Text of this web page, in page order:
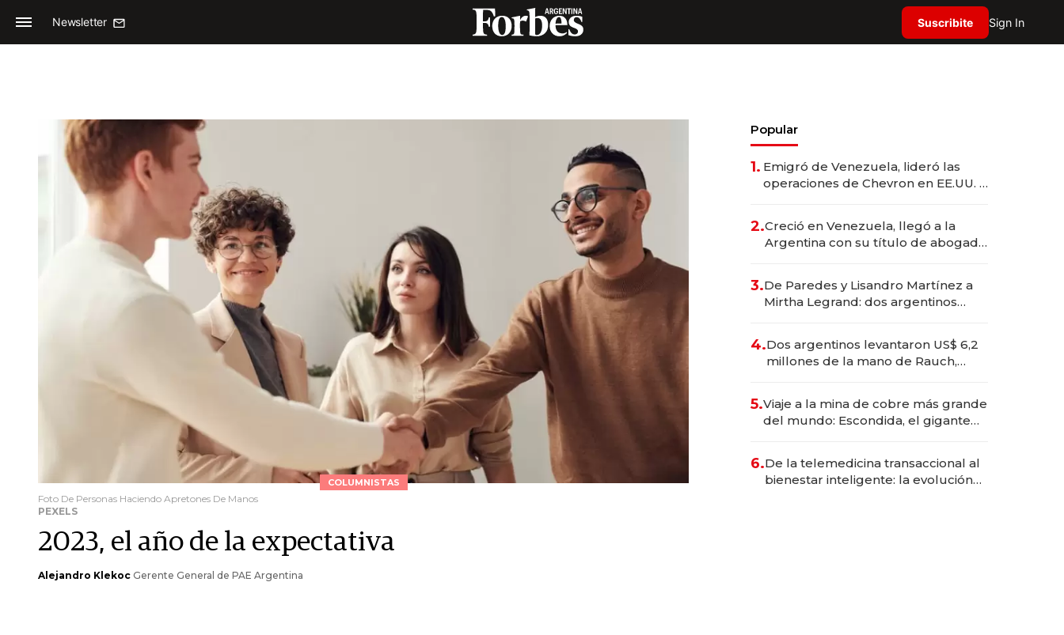
Newsletter Suscribite Sign In
COLUMNISTAS
Foto De Personas Haciendo Apretones De Manos
PEXELS
2023, el año de la expectativa
Alejandro Klekoc Gerente General de PAE Argentina
Popular
1. Emigró de Venezuela, lideró las
operaciones de Chevron en EE.UU. y
2.Creció en Venezuela, llegó a la
Argentina con su título de abogado
marcas "fast premium"
3.De Paredes y Lisandro Martínez a
Mirtha Legrand: dos argentinos
deportivo y el cuidado corporal
4.Dos argentinos levantaron US$ 6,2
millones de la mano de Rauch,
5.Viaje a la mina de cobre más grande
del mundo: Escondida, el gigante
6.De la telemedicina transaccional al
bienestar inteligente: la evolución